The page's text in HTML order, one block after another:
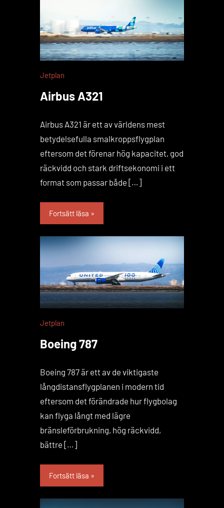
Jetplan
Airbus A321
Airbus A321 är ett av världens mest
betydelsefulla smalkroppsflygplan
eftersom det förenar hög kapacitet, god
räckvidd och stark driftsekonomi i ett
format som passar både […]
Fortsätt läsa
Jetplan
Boeing 787
Boeing 787 är ett av de viktigaste
långdistansflygplanen i modern tid
eftersom det förändrade hur flygbolag
kan flyga långt med lägre
bränsleförbrukning, hög räckvidd,
bättre […]
Fortsätt läsa